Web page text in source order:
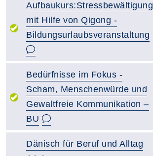
Aufbaukurs:Stressbewältigung
mit Hilfe von Qigong -
Bildungsurlaubsveranstaltung
Bedürfnisse im Fokus -
Scham, Menschenwürde und
Gewaltfreie Kommunikation –
BU
Dänisch für Beruf und Alltag